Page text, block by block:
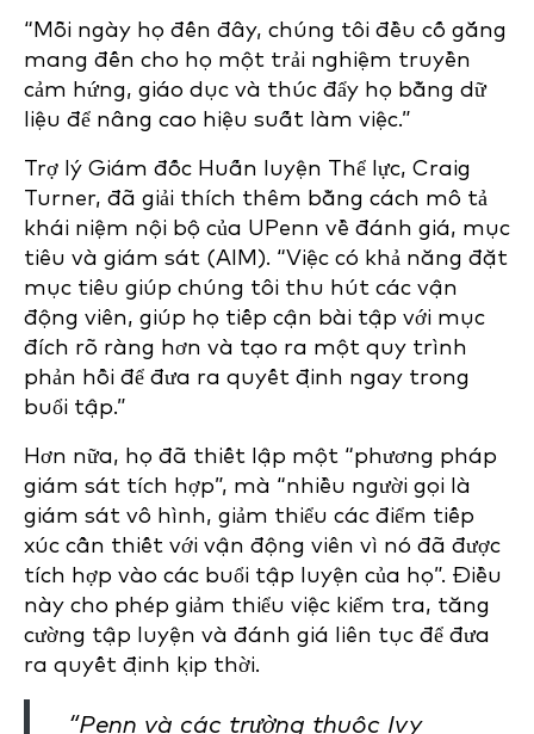
“Mỗi ngày họ đến đây, chúng tôi đều cố gắng
mang đến cho họ một trải nghiệm truyền
cảm hứng, giáo dục và thúc đẩy họ bằng dữ
liệu để nâng cao hiệu suất làm việc.”
Trợ lý Giám đốc Huấn luyện Thể lực, Craig
Turner, đã giải thích thêm bằng cách mô tả
khái niệm nội bộ của UPenn về đánh giá, mục
tiêu và giám sát (AIM). “Việc có khả năng đặt
mục tiêu giúp chúng tôi thu hút các vận
động viên, giúp họ tiếp cận bài tập với mục
đích rõ ràng hơn và tạo ra một quy trình
phản hồi để đưa ra quyết định ngay trong
buổi tập.”
Hơn nữa, họ đã thiết lập một “phương pháp
giám sát tích hợp”, mà “nhiều người gọi là
giám sát vô hình, giảm thiểu các điểm tiếp
xúc cần thiết với vận động viên vì nó đã được
tích hợp vào các buổi tập luyện của họ”. Điều
này cho phép giảm thiểu việc kiểm tra, tăng
cường tập luyện và đánh giá liên tục để đưa
ra quyết định kịp thời.
“Penn và các trường thuộc Ivy